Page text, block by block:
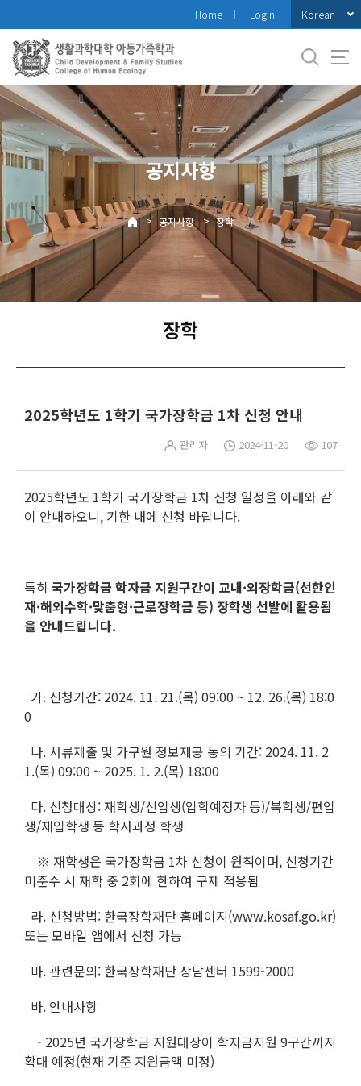
로
메
뉴
Home Login Korean
공지사항
> 공지사항 > 장학
장학
2025학년도 1학기 국가장학금 1차 신청 안내
관리자 2024-11-20 107
2025학년도 1학기 국가장학금 1차 신청 일정을 아래와 같
이 안내하오니, 기한 내에 신청 바랍니다.
특히 국가장학금 학자금 지원구간이 교내·외장학금(선한인
재·해외수학·맞춤형·근로장학금 등) 장학생 선발에 활용됨
을 안내드립니다.
가. 신청기간: 2024. 11. 21.(목) 09:00 ~ 12. 26.(목) 18:0
0
나. 서류제출 및 가구원 정보제공 동의 기간: 2024. 11. 2
1.(목) 09:00 ~ 2025. 1. 2.(목) 18:00
다. 신청대상: 재학생/신입생(입학예정자 등)/복학생/편입
생/재입학생 등 학사과정 학생
※ 재학생은 국가장학금 1차 신청이 원칙이며, 신청기간
미준수 시 재학 중 2회에 한하여 구제 적용됨
라. 신청방법: 한국장학재단 홈페이지(www.kosaf.go.kr)
또는 모바일 앱에서 신청 가능
마. 관련문의: 한국장학재단 상담센터 1599-2000
바. 안내사항
- 2025년 국가장학금 지원대상이 학자금지원 9구간까지
확대 예정(현재 기준 지원금액 미정)